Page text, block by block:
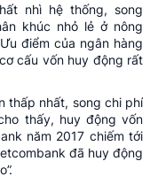
nhì hệ thống, song
khúc nhỏ lẻ ở nông
điểm của ngân hàng
cấu vốn huy động rất
thấp nhất, song chi phí
thấy, huy động vốn
năm 2017 chiếm tới
đã huy động